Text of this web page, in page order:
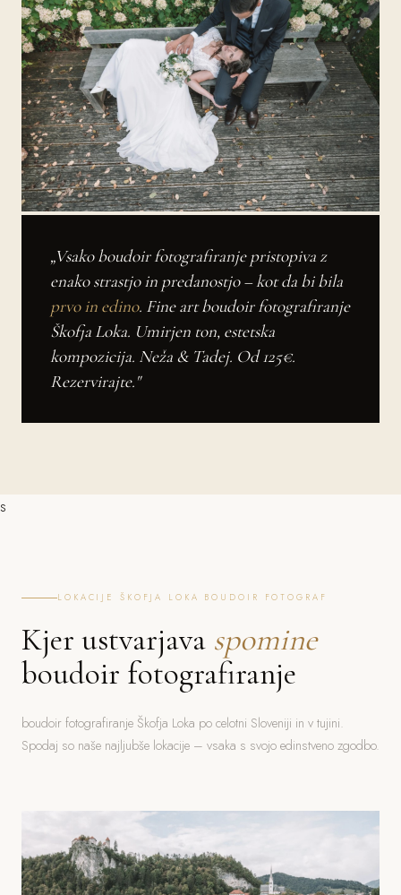
„Vsako boudoir fotografiranje pristopiva z
enako strastjo in predanostjo – kot da bi bila
prvo in edino. Fine art boudoir fotografiranje
Škofja Loka. Umirjen ton, estetska
kompozicija. Neža & Tadej. Od 125€.
Rezervirajte."
s
LOKACIJE ŠKOFJA LOKA BOUDOIR FOTOGRAF
Kjer ustvarjava spomine
boudoir fotografiranje
boudoir fotografiranje Škofja Loka po celotni Sloveniji in v tujini.
Spodaj so naše najljubše lokacije – vsaka s svojo edinstveno zgodbo.